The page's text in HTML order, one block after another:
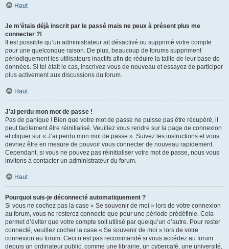
Haut
Je m’étais déjà inscrit par le passé mais ne peux à présent plus me
connecter ?!
Il est possible qu’un administrateur ait désactivé ou supprimé votre compte
pour une quelconque raison. De plus, beaucoup de forums suppriment
périodiquement les utilisateurs inactifs afin de réduire la taille de leur base de
données. Si tel était le cas, inscrivez-vous de nouveau et essayez de participer
plus activement aux discussions du forum.
Haut
J’ai perdu mon mot de passe !
Pas de panique ! Bien que votre mot de passe ne puisse pas être récupéré, il
peut facilement être réinitialisé. Veuillez vous rendre sur la page de connexion
et cliquer sur « J’ai perdu mon mot de passe ». Suivez les instructions et vous
devriez être en mesure de pouvoir vous connecter de nouveau rapidement.
Cependant, si vous ne pouvez pas réinitialiser votre mot de passe, nous vous
invitons à contacter un administrateur du forum.
Haut
Pourquoi suis-je déconnecté automatiquement ?
Si vous ne cochez pas la case « Se souvenir de moi » lors de votre connexion
au forum, vous ne resterez connecté que pour une période prédéfinie. Cela
permet d’éviter que votre compte soit utilisé par quelqu’un d’autre. Pour rester
connecté, veuillez cocher la case « Se souvenir de moi » lors de votre
connexion au forum. Ceci n’est pas recommandé si vous accédez au forum
depuis un ordinateur public, comme une librairie, un cybercafé, une université,